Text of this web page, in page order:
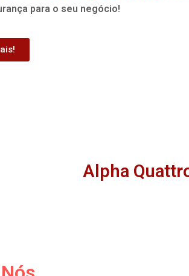
para o seu negócio!
Alpha